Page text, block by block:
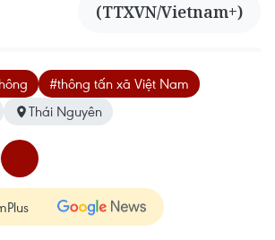
(TTXVN/Vietnam+)
#thông tấn xã Việt Nam
Thái Nguyên